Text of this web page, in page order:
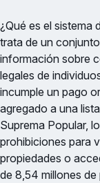
¿Qué es el sistema
trata de un
información sobre
legales de
incumple un pago
agregado a una
Suprema Popular,
prohibiciones para
propiedades o
de 8,54 millones